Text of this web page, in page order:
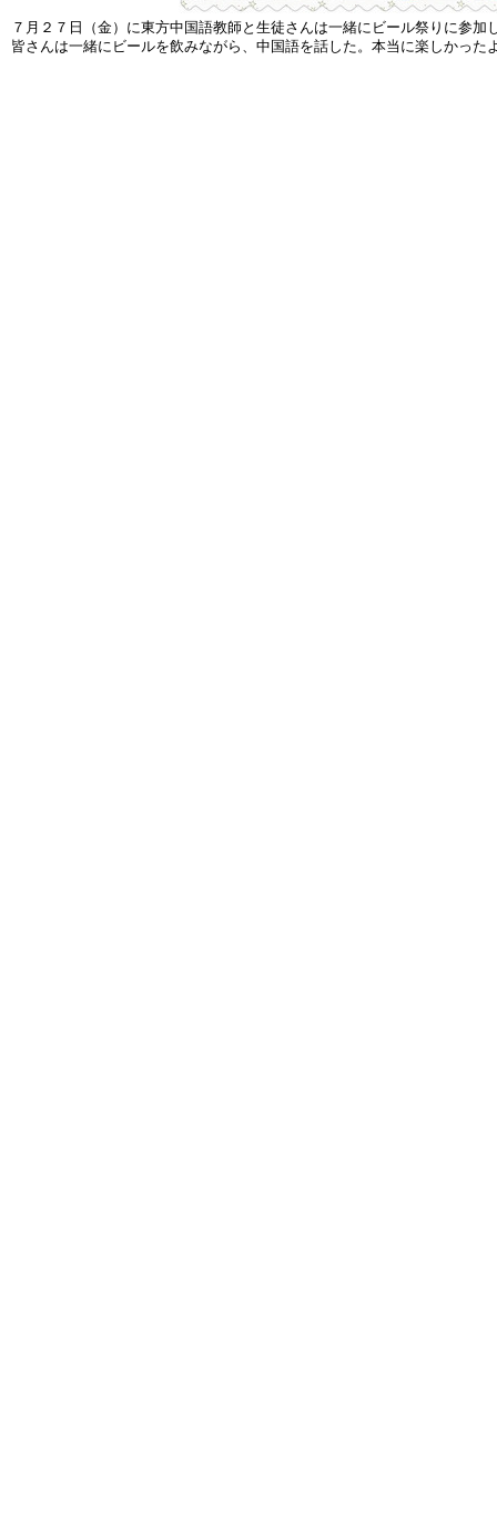
７月２７日（金）に東方中国語教師と生徒さんは一緒にビール祭りに参加
皆さんは一緒にビールを飲みながら、中国語を話した。本当に楽しかった